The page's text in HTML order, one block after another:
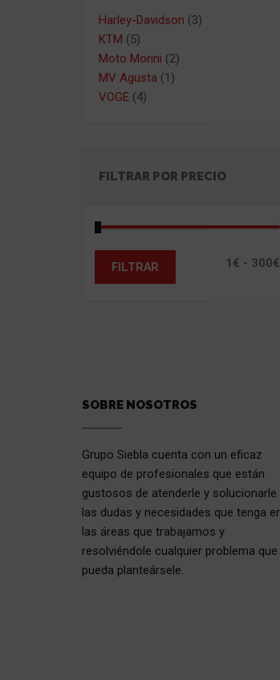
Harley-Davidson (3)
KTM (5)
Moto Morini (2)
MV Agusta (1)
VOGE (4)
FILTRAR POR PRECIO
FILTRAR
SOBRE NOSOTROS
Grupo Siebla cuenta con un eficaz
equipo de profesionales que están
gustosos de atenderle y solucionarle
las dudas y necesidades que tenga
las áreas que trabajamos y
resolviéndole cualquier problema que
pueda planteársele.